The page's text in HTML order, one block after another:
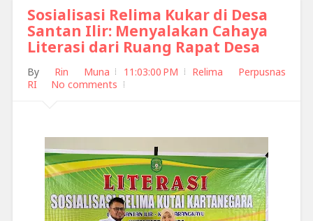
Sosialisasi Relima Kukar di Desa
Santan Ilir: Menyalakan Cahaya
Literasi dari Ruang Rapat Desa
By Rin Muna 11:03:00 PM
Relima Perpusnas
RI
No comments